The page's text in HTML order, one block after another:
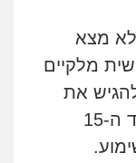
מצא
מלקיים
את
טיעוניו בכתב למבקר המדינה עד ה-15